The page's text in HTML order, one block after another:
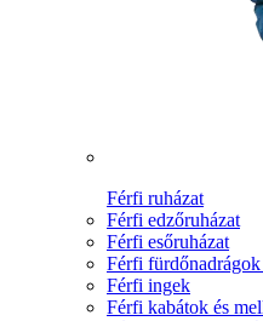
Férfi ruházat
Férfi edzőruházat
Férfi esőruházat
Férfi
Férfi ingek
Férfi kabátok és